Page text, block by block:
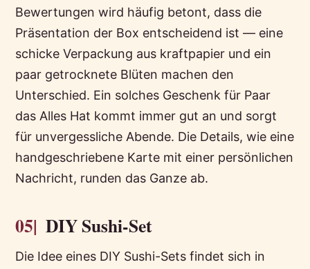
Bewertungen wird häufig betont, dass die
Präsentation der Box entscheidend ist — eine
schicke Verpackung aus kraftpapier und ein
paar getrocknete Blüten machen den
Unterschied. Ein solches Geschenk für Paar
das Alles Hat kommt immer gut an und sorgt
für unvergessliche Abende. Die Details, wie eine
handgeschriebene Karte mit einer persönlichen
Nachricht, runden das Ganze ab.
05| DIY Sushi-Set
Die Idee eines DIY Sushi-Sets findet sich in